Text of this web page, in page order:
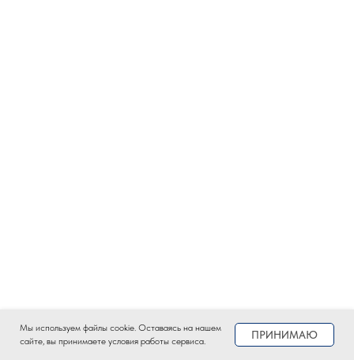
Мы используем файлы сookie. Оставаясь на нашем
сайте, вы принимаете условия работы сервиса.
ПРИНИМАЮ